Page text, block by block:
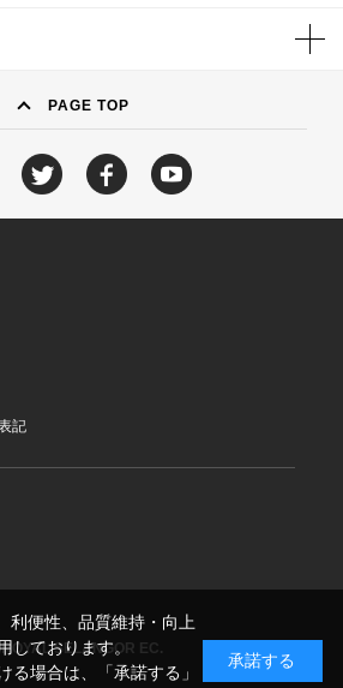
PAGE TOP
記
SELANGOR EC.
利便性、品質維持・向上
しております。
る場合は、「承諾する」
承諾する